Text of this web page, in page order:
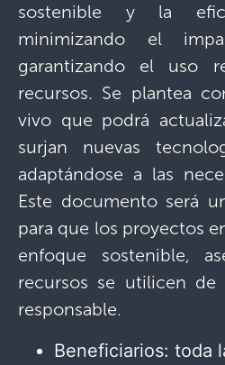
sostenible y la
minimizando el
garantizando el uso
recursos. Se plantea
vivo que podrá
surjan nuevas
adaptándose a las
Este documento será
para que los proyectos
enfoque sostenible,
recursos se utilicen de
responsable.
Beneficiarios: toda